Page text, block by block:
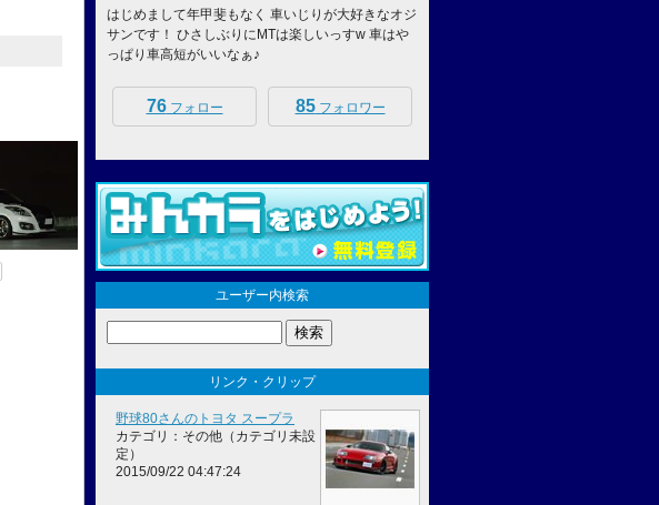
はじめまして年甲斐もなく 車いじりが大好きなオジ
サンです！ ひさしぶりにMTは楽しいっすw 車はや
っぱり車高短がいいなぁ♪
76フォロー 85フォロワー
ユーザー内検索
リンク・クリップ
野球80さんのトヨタ スープラ
カテゴリ：その他（カテゴリ未設
定）
2015/09/22 04:47:24